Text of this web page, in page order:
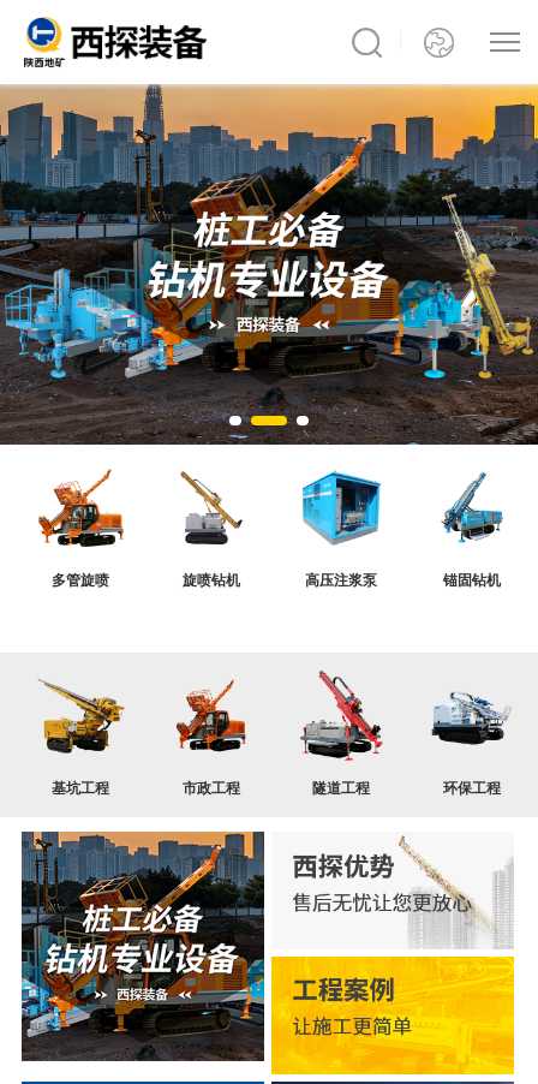
多管旋喷 旋喷钻机 高压注浆泵 锚固钻机
基坑工程 市政工程 隧道工程 环保工程